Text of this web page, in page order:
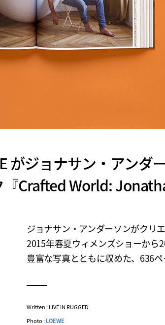
がジョナサン・アンダ
『Crafted World:
ジョナサン・アンダーソンがクリ
2015年春夏ウィメンズショーから
豊富な写真とともに収めた、636
Written : LIVE IN RUGGED
Photo :LOEWE